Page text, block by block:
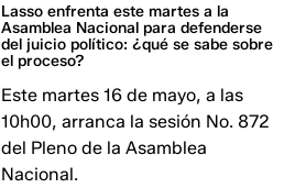
Lasso enfrenta este martes a la
Asamblea Nacional para defenderse
del juicio político: ¿qué se sabe sobre
el proceso?
Este martes 16 de mayo, a las
10h00, arranca la sesión No. 872
del Pleno de la Asamblea
Nacional.